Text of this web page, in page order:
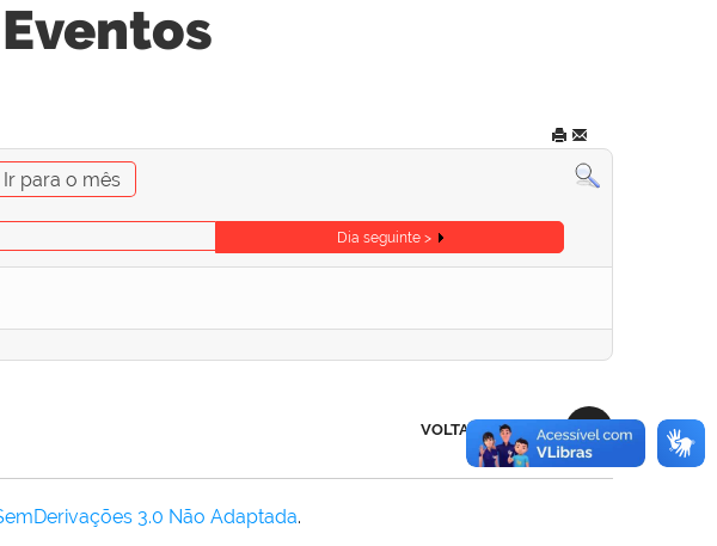
Ir para o mês
Dia seguinte >
VOLTAR AO TOPO
3.0 Não Adaptada.